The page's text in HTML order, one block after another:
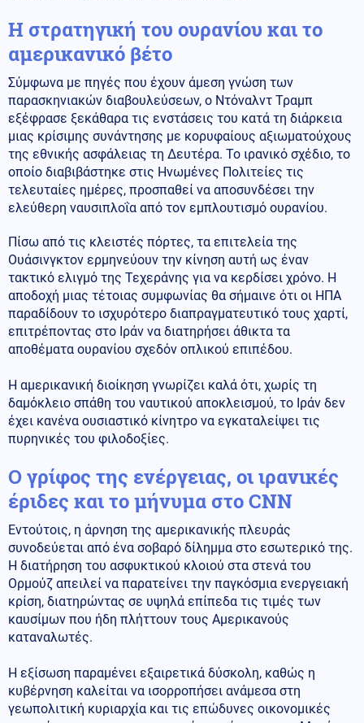
Η στρατηγική του ουρανίου και το
αμερικανικό βέτο
Σύμφωνα με πηγές που έχουν άμεση γνώση των
παρασκηνιακών διαβουλεύσεων, ο Ντόναλντ Τραμπ
εξέφρασε ξεκάθαρα τις ενστάσεις του κατά τη διάρκεια
μιας κρίσιμης συνάντησης με κορυφαίους αξιωματούχους
της εθνικής ασφάλειας τη Δευτέρα. Το ιρανικό σχέδιο, το
οποίο διαβιβάστηκε στις Ηνωμένες Πολιτείες τις
τελευταίες ημέρες, προσπαθεί να αποσυνδέσει την
ελεύθερη ναυσιπλοΐα από τον εμπλουτισμό ουρανίου.
Πίσω από τις κλειστές πόρτες, τα επιτελεία της
Ουάσινγκτον ερμηνεύουν την κίνηση αυτή ως έναν
τακτικό ελιγμό της Τεχεράνης για να κερδίσει χρόνο. Η
αποδοχή μιας τέτοιας συμφωνίας θα σήμαινε ότι οι ΗΠΑ
παραδίδουν το ισχυρότερο διαπραγματευτικό τους χαρτί,
επιτρέποντας στο Ιράν να διατηρήσει άθικτα τα
αποθέματα ουρανίου σχεδόν οπλικού επιπέδου.
Η αμερικανική διοίκηση γνωρίζει καλά ότι, χωρίς τη
δαμόκλειο σπάθη του ναυτικού αποκλεισμού, το Ιράν δεν
έχει κανένα ουσιαστικό κίνητρο να εγκαταλείψει τις
πυρηνικές του φιλοδοξίες.
Ο γρίφος της ενέργειας, οι ιρανικές
έριδες και το μήνυμα στο CNN
Εντούτοις, η άρνηση της αμερικανικής πλευράς
συνοδεύεται από ένα σοβαρό δίλημμα στο εσωτερικό της.
Η διατήρηση του ασφυκτικού κλοιού στα στενά του
Ορμούζ απειλεί να παρατείνει την παγκόσμια ενεργειακή
κρίση, διατηρώντας σε υψηλά επίπεδα τις τιμές των
καυσίμων που ήδη πλήττουν τους Αμερικανούς
καταναλωτές.
Η εξίσωση παραμένει εξαιρετικά δύσκολη, καθώς η
κυβέρνηση καλείται να ισορροπήσει ανάμεσα στη
γεωπολιτική κυριαρχία και τις επώδυνες οικονομικές